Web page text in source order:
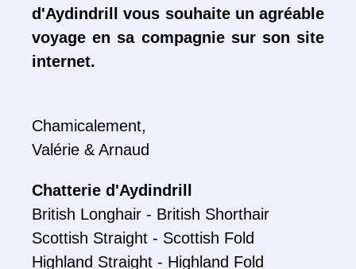
d'Aydindrill vous souhaite un agréable
voyage en sa compagnie sur son site
internet.
Chamicalement,
Valérie & Arnaud
Chatterie d'Aydindrill
British Longhair - British Shorthair
Scottish Straight - Scottish Fold
Highland Straight - Highland Fold